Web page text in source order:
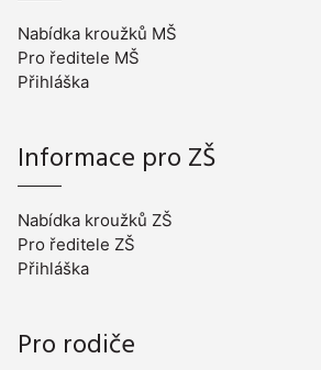
Nabídka kroužků MŠ
Pro ředitele MŠ
Přihláška
Informace pro ZŠ
Nabídka kroužků ZŠ
Pro ředitele ZŠ
Přihláška
Pro rodiče